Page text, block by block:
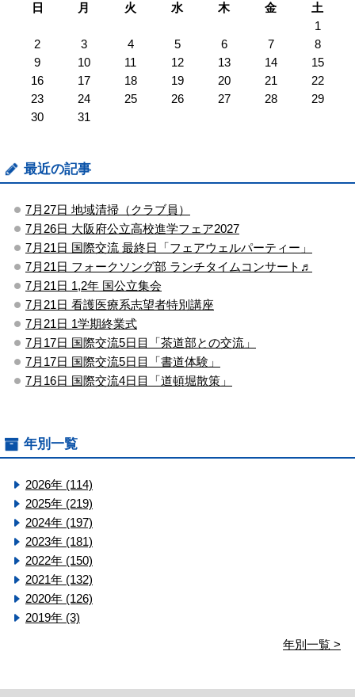
日
月 火 水 木 金
土
1
2
3 4 5 6 7
8
9
10 11 12 13 14
15
16
17 18 19 20 21
22
23
24 25 26 27 28
29
30
31
最近の記事
7月27日 地域清掃（クラブ員）
7月26日 大阪府公立高校進学フェア2027
7月21日 国際交流 最終日「フェアウェルパーティー」
7月21日 フォークソング部 ランチタイムコンサート♬
7月21日 1,2年 国公立集会
7月21日 看護医療系志望者特別講座
7月21日 1学期終業式
7月17日 国際交流5日目「茶道部との交流」
7月17日 国際交流5日目「書道体験」
7月16日 国際交流4日目「道頓堀散策」
年別一覧
2026年 (114)
2025年 (219)
2024年 (197)
2023年 (181)
2022年 (150)
2021年 (132)
2020年 (126)
2019年 (3)
年別一覧 >